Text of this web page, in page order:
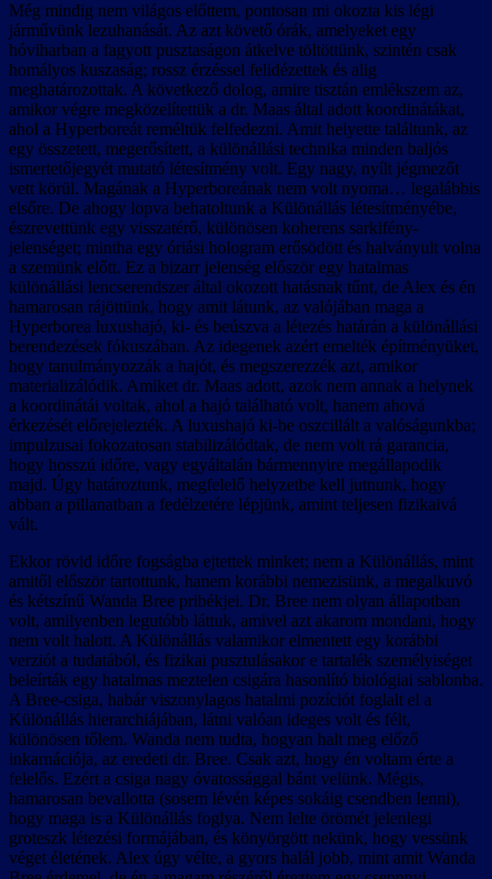
Még mindig nem világos előttem, pontosan mi okozta kis légi
járművünk lezuhanását. Az azt követő órák, amelyeket egy
hóviharban a fagyott pusztaságon átkelve töltöttünk, szintén csak
homályos kuszaság; rossz érzéssel felidézettek és alig
meghatározottak. A következő dolog, amire tisztán emlékszem az,
amikor végre megközelítettük a dr. Maas által adott koordinátákat,
ahol a Hyperboreát reméltük felfedezni. Amit helyette találtunk, az
egy összetett, megerősített, a különállási technika minden baljós
ismertetőjegyét mutató létesítmény volt. Egy nagy, nyílt jégmezőt
vett körül. Magának a Hyperboreának nem volt nyoma… legalábbis
elsőre. De ahogy lopva behatoltunk a Különállás létesítményébe,
észrevettünk egy visszatérő, különösen koherens sarkifény-
jelenséget; mintha egy óriási hologram erősödött és halványult volna
a szemünk előtt. Ez a bizarr jelenség először egy hatalmas
különállási lencserendszer által okozott hatásnak tűnt, de Alex és én
hamarosan rájöttünk, hogy amit látunk, az valójában maga a
Hyperborea luxushajó, ki- és beúszva a létezés határán a különállási
berendezések fókuszában. Az idegenek azért emelték építményüket,
hogy tanulmányozzák a hajót, és megszerezzék azt, amikor
materializálódik. Amiket dr. Maas adott, azok nem annak a helynek
a koordinátái voltak, ahol a hajó található volt, hanem ahová
érkezését előrejelezték. A luxushajó ki-be oszcillált a valóságunkba;
impulzusai fokozatosan stabilizálódtak, de nem volt rá garancia,
hogy hosszú időre, vagy egyáltalán bármennyire megállapodik
majd. Úgy határoztunk, megfelelő helyzetbe kell jutnunk, hogy
abban a pillanatban a fedélzetére lépjünk, amint teljesen fizikaivá
vált.
Ekkor rövid időre fogságba ejtettek minket; nem a Különállás, mint
amitől először tartottunk, hanem korábbi nemezisünk, a megalkuvó
és kétszínű Wanda Bree pribékjei. Dr. Bree nem olyan állapotban
volt, amilyenben legutóbb láttuk, amivel azt akarom mondani, hogy
nem volt halott. A Különállás valamikor elmentett egy korábbi
verziót a tudatából, és fizikai pusztulásakor e tartalék személyiséget
beleírták egy hatalmas meztelen csigára hasonlító biológiai sablonba.
A Bree-csiga, habár viszonylagos hatalmi pozíciót foglalt el a
Különállás hierarchiájában, látni valóan ideges volt és félt,
különösen tőlem. Wanda nem tudta, hogyan halt meg előző
inkarnációja, az eredeti dr. Bree. Csak azt, hogy én voltam érte a
felelős. Ezért a csiga nagy óvatossággal bánt velünk. Mégis,
hamarosan bevallotta (sosem lévén képes sokáig csendben lenni),
hogy maga is a Különállás foglya. Nem lelte örömét jelenlegi
groteszk létezési formájában, és könyörgött nekünk, hogy vessünk
véget életének. Alex úgy vélte, a gyors halál jobb, mint amit Wanda